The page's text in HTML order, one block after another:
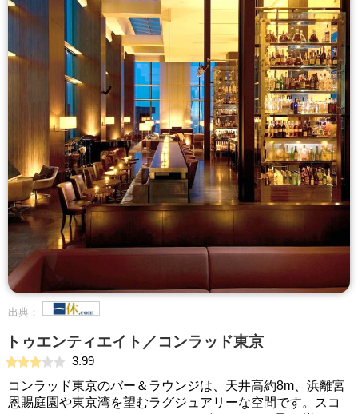
出典：
トゥエンティエイト／コンラッド東京
3.99
コンラッド東京のバー＆ラウンジは、天井高約8m、浜離宮
恩賜庭園や東京湾を望むラグジュアリーな空間です。スコ